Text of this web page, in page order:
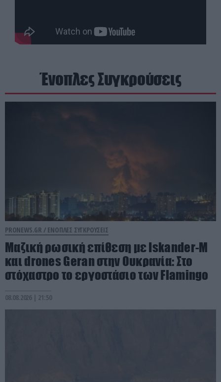
Ένοπλες Συγκρούσεις
PRONEWS.GR / ΕΝΟΠΛΕΣ ΣΥΓΚΡΟΥΣΕΙΣ
Μαζική ρωσική επίθεση με Iskander-M
και drones Geran στην Ουκρανία: Στο
στόχαστρο το εργοστάσιο των Flamingo
08.08.2026 | 21:50